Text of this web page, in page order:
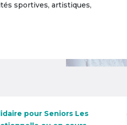
sportives, artistiques,
pour Seniors Les